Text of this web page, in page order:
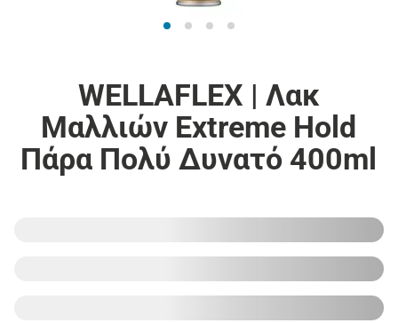
WELLAFLEX | Λακ
Μαλλιών Extreme Hold
Πάρα Πολύ Δυνατό 400ml